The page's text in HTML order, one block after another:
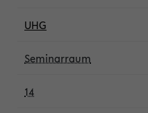
UHG
Seminarraum
14